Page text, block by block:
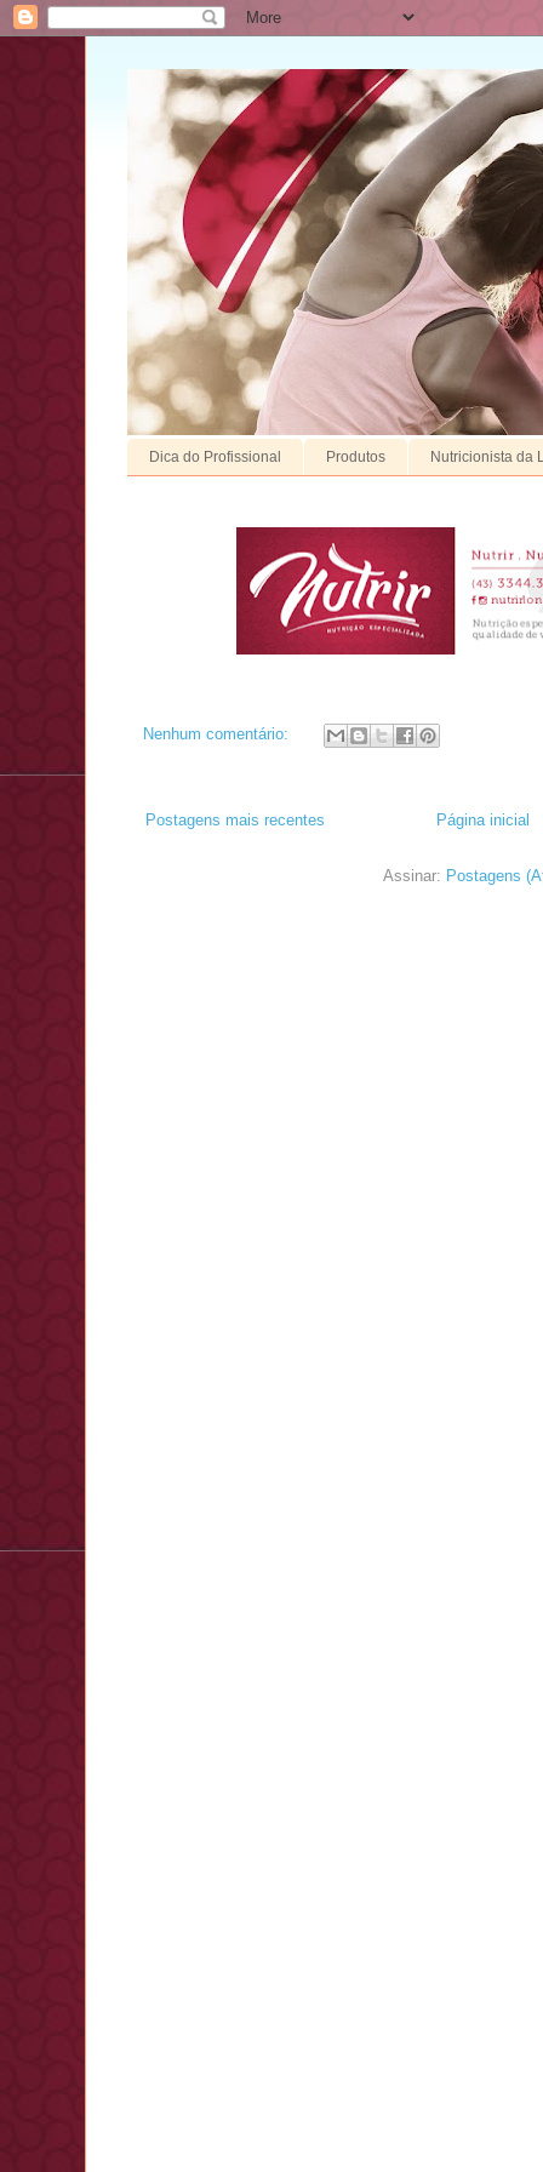
Dica do Profissional Produtos Nutricionista da
Nenhum comentário:
Postagens mais recentes Página inicial
Assinar: Postagens